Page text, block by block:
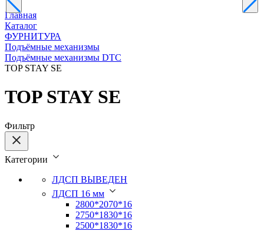
Главная
Каталог
ФУРНИТУРА
Подъёмные механизмы
Подъёмные механизмы DTC
TOP STAY SE
TOP STAY SE
Фильтр
Категории
ЛДСП ВЫВЕДЕН
ЛДСП 16 мм
2800*2070*16
2750*1830*16
2500*1830*16